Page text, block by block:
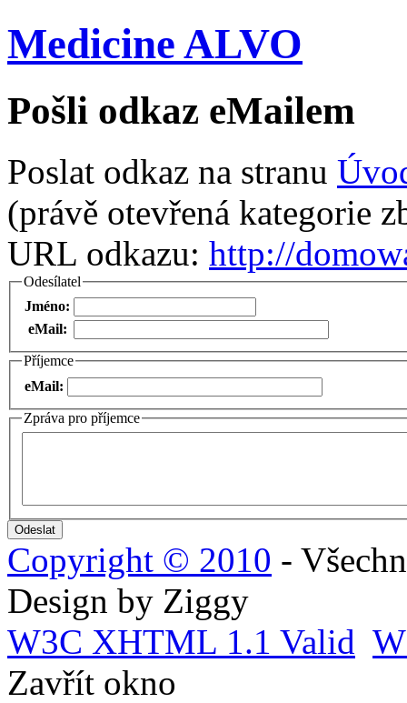
Medicine ALVO
Pošli odkaz eMailem
Poslat odkaz na stranu
(právě otevřená kategorie
URL odkazu: http://
Odesílatel
Jméno:
eMail:
Příjemce
eMail:
Zpráva pro příjemce
Copyright © 2010 -
Design by Ziggy
W3C XHTML 1.1 Valid
Zavřít okno